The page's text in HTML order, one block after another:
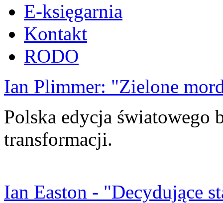
E-księgarnia
Kontakt
RODO
Ian Plimmer: "Zielone
Polska edycja światowego
transformacji.
Ian Easton - "Decydujące